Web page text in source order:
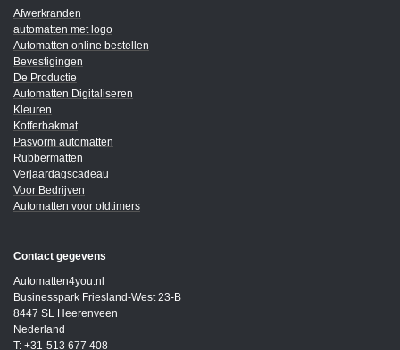
Afwerkranden
automatten met logo
Automatten online bestellen
Bevestigingen
De Productie
Automatten Digitaliseren
Kleuren
Kofferbakmat
Pasvorm automatten
Rubbermatten
Verjaardagscadeau
Voor Bedrijven
Automatten voor oldtimers
Contact gegevens
Automatten4you.nl
Businesspark Friesland-West 23-B
8447 SL Heerenveen
Nederland
T: +31-513 677 408